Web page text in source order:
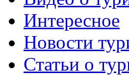
Интересное
Новости
Статьи о